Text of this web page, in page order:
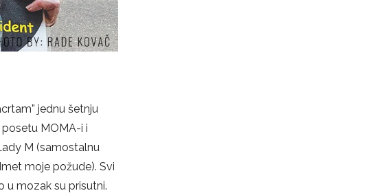
jednu šetnju
MOMA-i i
M (samostalnu
moje požude). Svi
u mozak su prisutni.